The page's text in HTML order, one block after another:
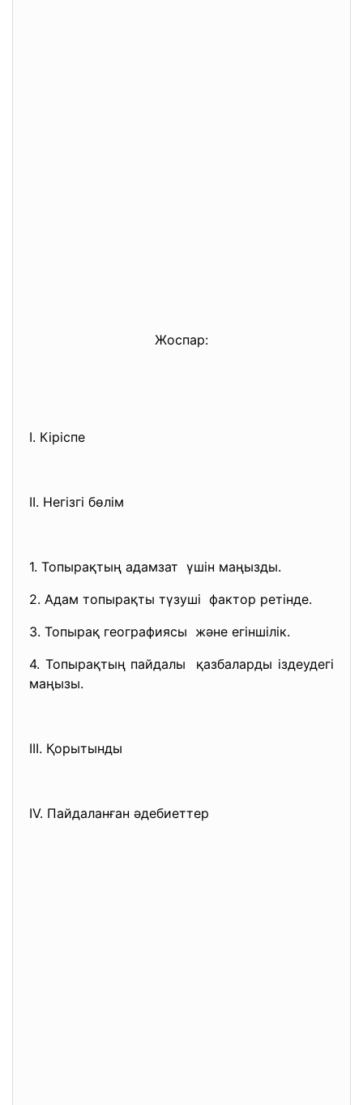
Жоспар:
І. Кіріспе
ІІ. Негізгі бөлім
1. Топырақтың адамзат үшін маңызды.
2. Адам топырақты түзуші фактор ретінде.
3. Топырақ географиясы және егіншілік.
4. Топырақтың пайдалы қазбаларды іздеудегі
маңызы.
ІІІ. Қорытынды
ІV. Пайдаланған әдебиеттер